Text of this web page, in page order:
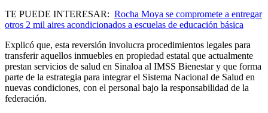
TE PUEDE INTERESAR: Rocha Moya se compromete a entregar
otros 2 mil aires acondicionados a escuelas de educación básica
Explicó que, esta reversión involucra procedimientos legales para
transferir aquellos inmuebles en propiedad estatal que actualmente
prestan servicios de salud en Sinaloa al IMSS Bienestar y que forma
parte de la estrategia para integrar el Sistema Nacional de Salud en
nuevas condiciones, con el personal bajo la responsabilidad de la
federación.